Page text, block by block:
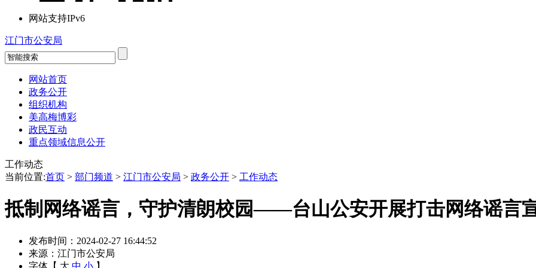
网站支持IPv6
江门市公安局
网站首页
政务公开
组织机构
美高梅博彩
政民互动
重点领域信息公开
工作动态
当前位置:首页 > 部门频道 > 江门市公安局 > 政务公开 > 工作动态
抵制网络谣言，守护清朗校园——台山公安开展打击网络谣言
发布时间：2024-02-27 16:44:52
来源：江门市公安局